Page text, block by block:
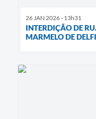
26 JAN 2026 - 13h31
INTERDIÇÃO DE
MARMELO DE